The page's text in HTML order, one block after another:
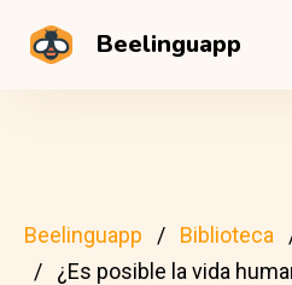
Beelinguapp
Beelinguapp Biblioteca
¿Es posible la vida